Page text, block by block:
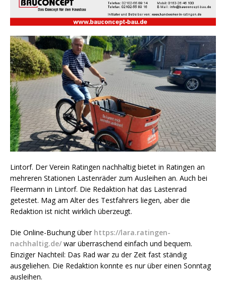
Lintorf. Der Verein Ratingen nachhaltig bietet in Ratingen an
mehreren Stationen Lastenräder zum Ausleihen an. Auch bei
Fleermann in Lintorf. Die Redaktion hat das Lastenrad
getestet. Mag am Alter des Testfahrers liegen, aber die
Redaktion ist nicht wirklich überzeugt.
Die Online-Buchung über https://lara.ratingen-
nachhaltig.de/ war überraschend einfach und bequem.
Einziger Nachteil: Das Rad war zu der Zeit fast ständig
ausgeliehen. Die Redaktion konnte es nur über einen Sonntag
ausleihen.